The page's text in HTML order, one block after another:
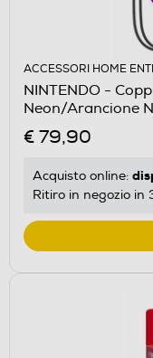
ACCESSORI HOME
NINTENDO -
Neon/Arancione
€ 79,90
Acquisto online:
Ritiro in negozio in